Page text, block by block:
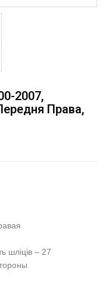
2007,
Права,
шліців – 27